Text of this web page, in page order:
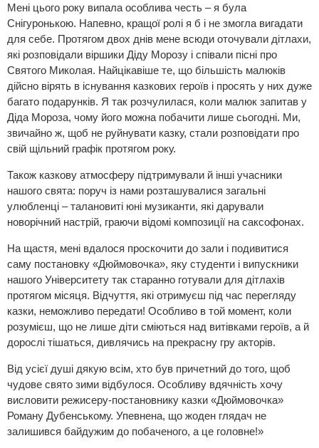
Мені цього року випала особлива честь – я була
Снігуронькою. Напевно, кращої ролі я б і не змогла вигадати
для себе. Протягом двох днів мене всюди оточували дітлахи,
які розповідали віршики Діду Морозу і співали пісні про
Святого Миколая. Найцікавіше те, що більшість малюків
дійсно вірять в існування казкових героїв і просять у них дуже
багато подарунків. Я так розчулилася, коли малюк запитав у
Діда Мороза, чому його можна побачити лише сьогодні. Ми,
звичайно ж, щоб не руйнувати казку, стали розповідати про
свій щільний графік протягом року.
Також казкову атмосферу підтримували й інші учасники
нашого свята: поруч із нами розташувалися загальні
улюбленці – талановиті юні музиканти, які дарували
новорічний настрій, граючи відомі композиції на саксофонах.
На щастя, мені вдалося проскочити до зали і подивитися
саму постановку «Дюймовочка», яку студенти і випускники
нашого Університету так старанно готували для дітлахів
протягом місяця. Відчуття, які отримуєш під час перегляду
казки, неможливо передати! Особливо в той момент, коли
розумієш, що не лише діти сміються над витівками героїв, а й
дорослі тішаться, дивлячись на прекрасну гру акторів.
Від усієї душі дякую всім, хто був причетний до того, щоб
чудове свято зими відбулося. Особливу вдячність хочу
висловити режисеру-постановнику казки «Дюймовочка»
Роману Дубенському. Упевнена, що жоден глядач не
залишився байдужим до побаченого, а це головне!»